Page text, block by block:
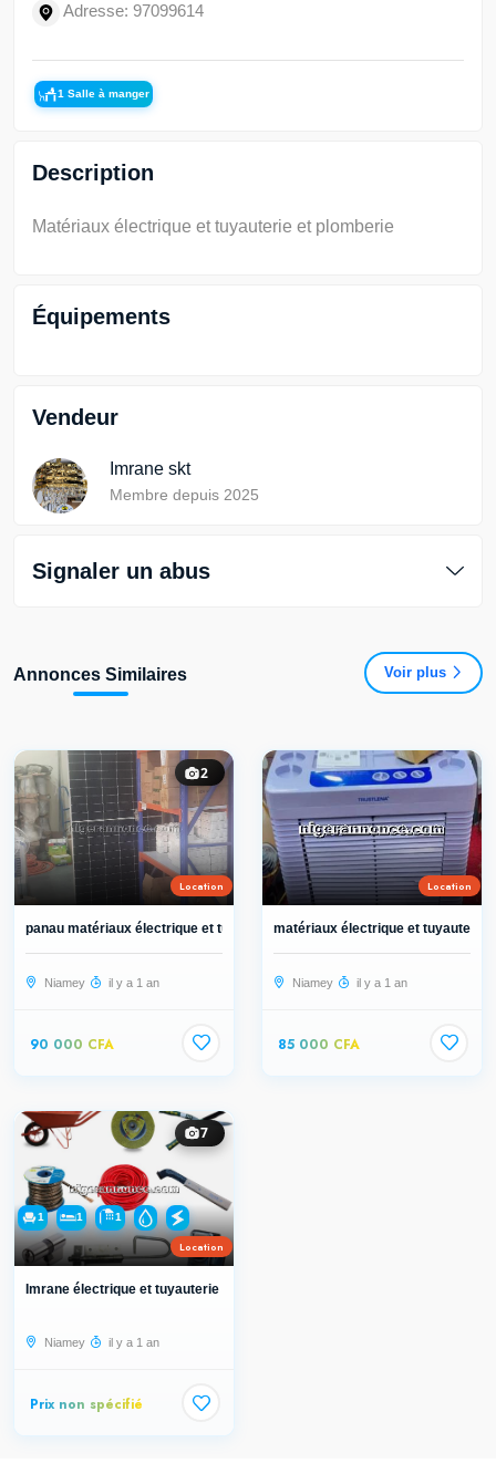
Adresse: 97099614
1 Salle à manger
Description
Matériaux électrique et tuyauterie et plomberie
Équipements
Vendeur
Imrane skt
Membre depuis 2025
Signaler un abus
Annonces Similaires Voir plus
2
Location
panau matériaux électrique et tuyau...
Niamey il y a 1 an
90 000 CFA
Location
matériaux électrique et tuyauterie...
Niamey il y a 1 an
85 000 CFA
7
1 1 1
Location
Imrane électrique et tuyauterie et...
Niamey il y a 1 an
Prix non spécifié